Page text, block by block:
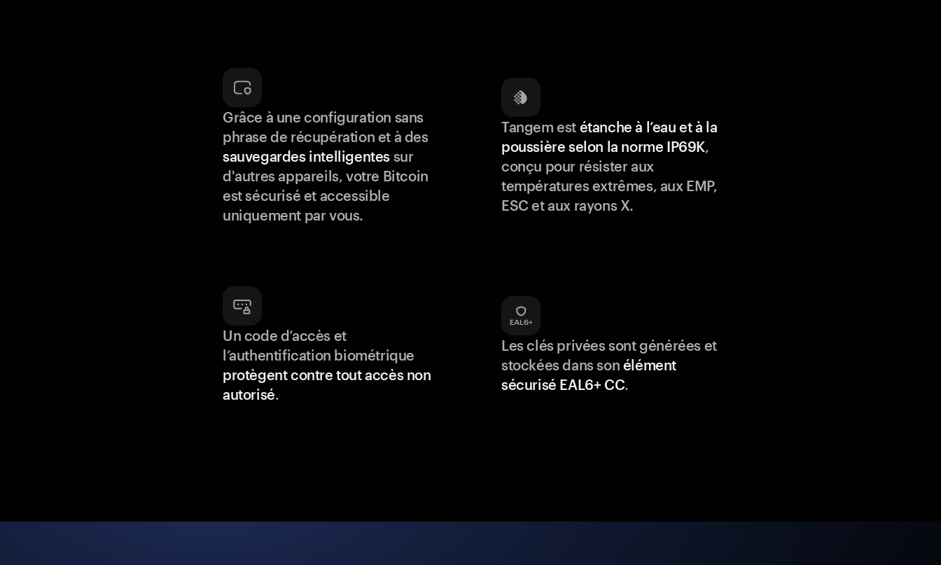
Grâce à une configuration sans
phrase de récupération et à des
sauvegardes intelligentes sur
d'autres appareils, votre Bitcoin
est sécurisé et accessible
uniquement par vous.
Tangem est étanche à l’eau et à la
poussière selon la norme IP69K,
conçu pour résister aux
températures extrêmes, aux EMP,
ESC et aux rayons X.
Un code d’accès et
l’authentification biométrique
protègent contre tout accès non
autorisé.
Les clés privées sont générées et
stockées dans son élément
sécurisé EAL6+ CC.